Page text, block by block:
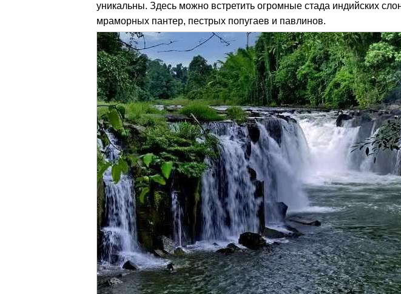
уникальны. Здесь можно встретить огромные стада индийских
мраморных пантер, пестрых попугаев и павлинов.